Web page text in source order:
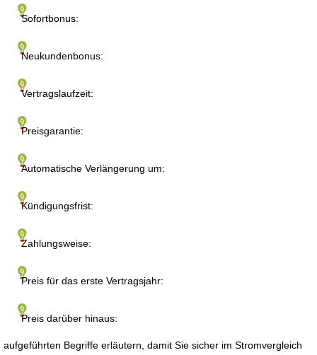
Sofortbonus:
Neukundenbonus:
Vertragslaufzeit:
Preisgarantie:
Automatische Verlängerung um:
Kündigungsfrist:
Zahlungsweise:
Preis für das erste Vertragsjahr:
Preis darüber hinaus:
aufgeführten Begriffe erläutern, damit Sie sicher im Stromvergleich